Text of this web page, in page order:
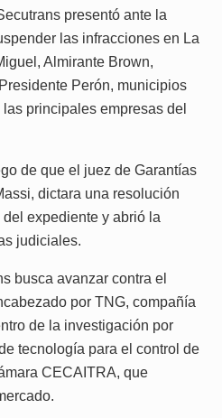
presentó ante la
las infracciones en La
Almirante Brown,
Perón, municipios
principales empresas del
de que el juez de Garantías
dictara una resolución
expediente y abrió la
judiciales.
busca avanzar contra el
por TNG, compañía
de la investigación por
tecnología para el control de
CECAITRA, que